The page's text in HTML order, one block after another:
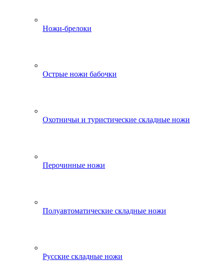
Ножи-брелоки
Острые ножи бабочки
Охотничьи и туристические складные ножи
Перочинные ножи
Полуавтоматические складные ножи
Русские складные ножи